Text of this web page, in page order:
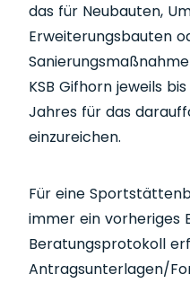
das für Neubauten,
Erweiterungsbauten
KSB Gifhorn jeweils
Jahres für das
einzureichen.
Für eine
immer ein vorheriges
Beratungsprotokoll
Antragsunterlagen/